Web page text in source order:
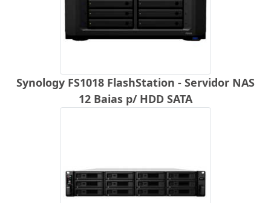
Synology FS1018 FlashStation - Servidor NAS
12 Baias p/ HDD SATA